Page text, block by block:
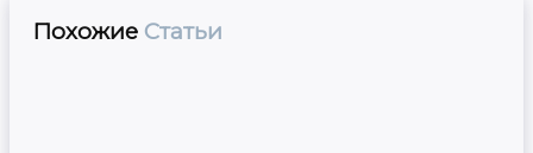
Похожие Статьи